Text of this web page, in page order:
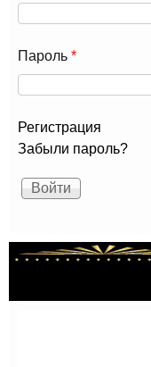
Пароль *
Регистрация
Забыли пароль?